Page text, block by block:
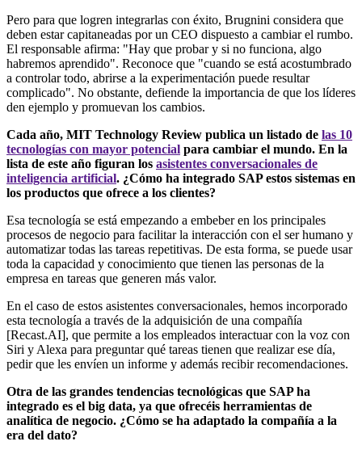
Pero para que logren integrarlas con éxito, Brugnini considera que
deben estar capitaneadas por un CEO dispuesto a cambiar el rumbo.
El responsable afirma: "Hay que probar y si no funciona, algo
habremos aprendido". Reconoce que "cuando se está acostumbrado
a controlar todo, abrirse a la experimentación puede resultar
complicado". No obstante, defiende la importancia de que los líderes
den ejemplo y promuevan los cambios.
Cada año, MIT Technology Review publica un listado de las 10
tecnologías con mayor potencial para cambiar el mundo. En la
lista de este año figuran los asistentes conversacionales de
inteligencia artificial. ¿Cómo ha integrado SAP estos sistemas en
los productos que ofrece a los clientes?
Esa tecnología se está empezando a embeber en los principales
procesos de negocio para facilitar la interacción con el ser humano y
automatizar todas las tareas repetitivas. De esta forma, se puede usar
toda la capacidad y conocimiento que tienen las personas de la
empresa en tareas que generen más valor.
En el caso de estos asistentes conversacionales, hemos incorporado
esta tecnología a través de la adquisición de una compañía
[Recast.AI], que permite a los empleados interactuar con la voz con
Siri y Alexa para preguntar qué tareas tienen que realizar ese día,
pedir que les envíen un informe y además recibir recomendaciones.
Otra de las grandes tendencias tecnológicas que SAP ha
integrado es el big data, ya que ofrecéis herramientas de
analítica de negocio. ¿Cómo se ha adaptado la compañía a la
era del dato?